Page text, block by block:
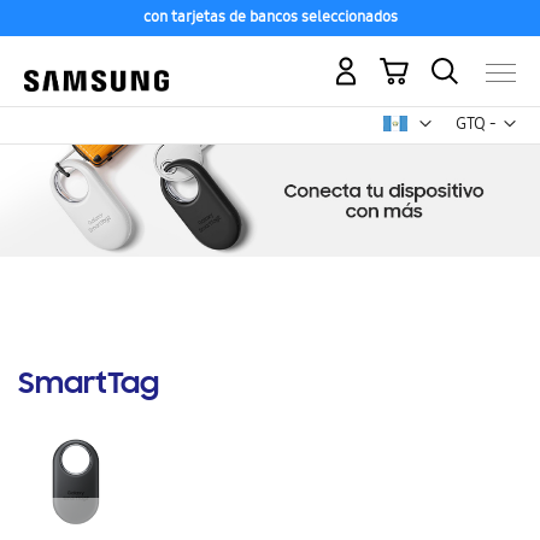
con tarjetas de bancos seleccionados
GTQ -
quetzal
Mi carrito
SmartTag